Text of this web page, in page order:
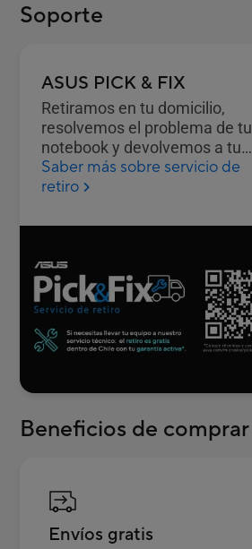
Soporte
ASUS PICK & FIX
Retiramos en tu domicilio,
resolvemos el problema de tu
notebook y devolvemos a tu
domicilio todo *gratuito* para
tu equipo en periodo de
Saber más sobre servicio de
retiro
Beneficios de
Envíos gratis